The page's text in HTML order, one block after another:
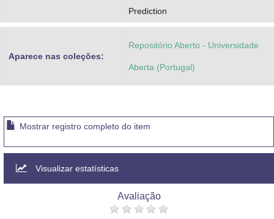
Prediction
Aparece nas coleções:
Repositório Aberto - Universidade
Aberta (Portugal)
Mostrar registro completo do item
Visualizar estatísticas
Avaliação